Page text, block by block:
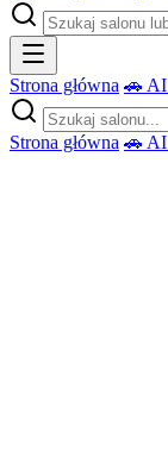
Strona główna 🚗 AI
Strona główna 🚗 AI